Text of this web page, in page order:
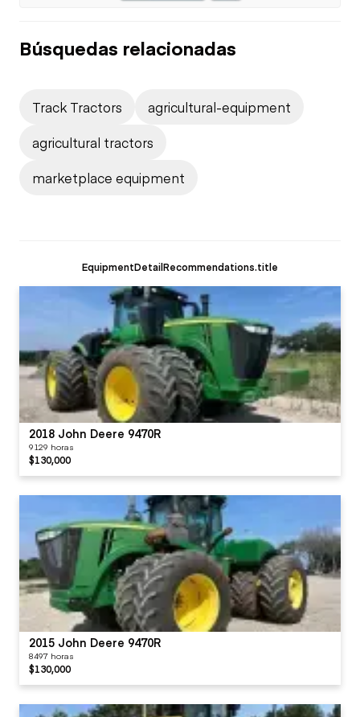
Búsquedas relacionadas
Track Tractors
agricultural-equipment
agricultural tractors
marketplace equipment
EquipmentDetailRecommendations.title
2018 John Deere 9470R
9129 horas
$130,000
2015 John Deere 9470R
8497 horas
$130,000